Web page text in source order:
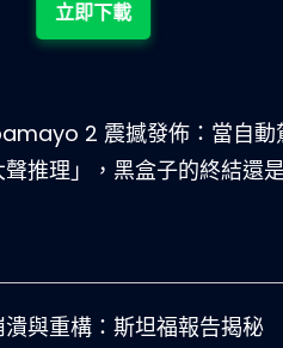
立即下載
2 震撼發佈：當自動
推理」，黑盒子的終結還
與重構：斯坦福報告揭秘